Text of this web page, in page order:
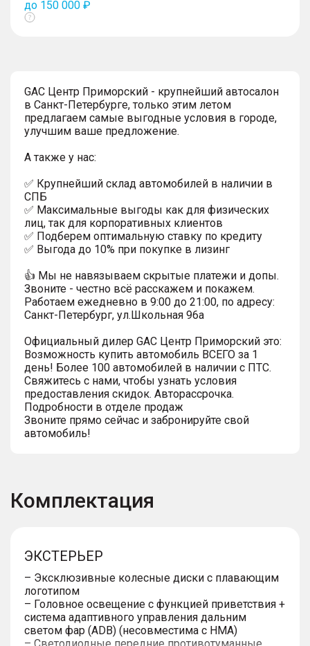
до 150 000 ₽
Показать
GAC Центр Приморский - крупнейший автосалон
в Санкт-Петербурге, только этим летом
предлагаем самые выгодные условия в городе,
улучшим ваше предложение.
А также у нас:
✅ Крупнейший склад автомобилей в наличии в
СПБ
✅ Максимальные выгоды как для физических
лиц, так для корпоративных клиентов
✅ Подберем оптимальную ставку по кредиту
✅ Выгода до 10% при покупке в лизинг
👍 Мы не навязываем скрытые платежи и допы.
Звоните - честно всё расскажем и покажем.
Работаем ежедневно в 9:00 до 21:00, по адресу:
Санкт-Петербург, ул.Школьная 96а
Официальный дилер GАС Центр Приморский это:
Возможность купить автомобиль ВСЕГО за 1
день! Более 100 автомобилей в наличии с ПТС.
Свяжитесь с нами, чтобы узнать условия
предоставления скидок. Авторассрочка.
Подробности в отделе продаж
Звоните прямо сейчас и забронируйте свой
автомобиль!
Комплектация
ЭКСТЕРЬЕР
– Эксклюзивные колесные диски с плавающим
логотипом
– Головное освещение с функцией приветствия +
система адаптивного управления дальним
светом фар (ADB) (несовместима с HMA)
– Светодиодные передние противотуманные